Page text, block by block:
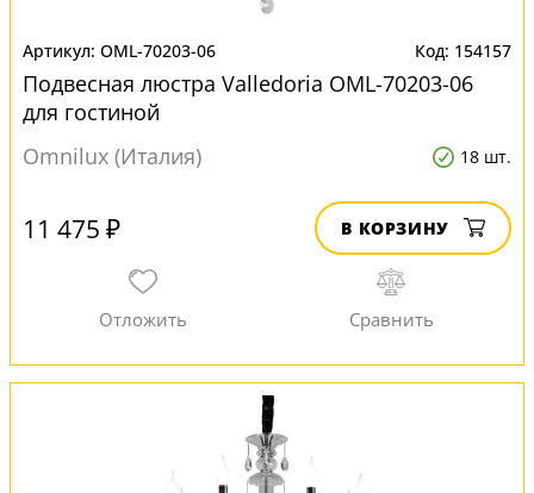
OML-70203-06 154157
Подвесная люстра Valledoria OML-70203-06
для гостиной
Omnilux (Италия)
18 шт.
11 475 ₽ В КОРЗИНУ